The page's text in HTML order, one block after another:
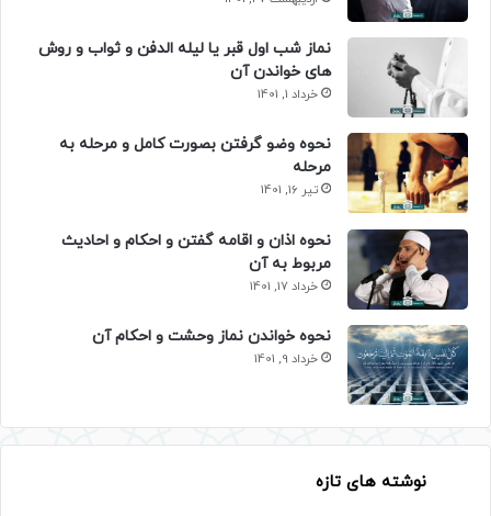
نماز شب اول قبر یا لیله الدفن و ثواب و روش
های خواندن آن
خرداد 1, 1401
نحوه وضو گرفتن بصورت کامل و مرحله به
مرحله
تیر 16, 1401
نحوه اذان و اقامه گفتن و احکام و احادیث
مربوط به آن
خرداد 17, 1401
نحوه خواندن نماز وحشت و احکام آن
خرداد 9, 1401
نوشته های تازه